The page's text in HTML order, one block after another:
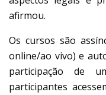
afirmou.
Os cursos são
online/ao vivo) e
participação de
participantes